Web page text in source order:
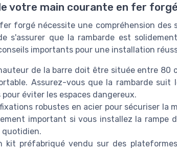
votre main courante en fer forgé
forgé nécessite une compréhension des
s'assurer que la rambarde est
importants pour une installation
de la barre doit être située entre 80
Assurez-vous que la rambarde suit
éviter les espaces dangereux.
robustes en acier pour sécuriser la
important si vous installez la rampe
quotidien.
kit préfabriqué vendu sur des